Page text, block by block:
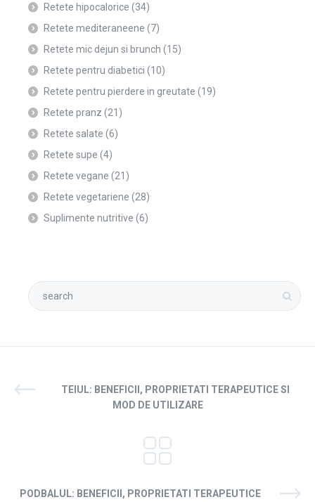
Retete hipocalorice (34)
Retete mediteraneene (7)
Retete mic dejun si brunch (15)
Retete pentru diabetici (10)
Retete pentru pierdere in greutate (19)
Retete pranz (21)
Retete salate (6)
Retete supe (4)
Retete vegane (21)
Retete vegetariene (28)
Suplimente nutritive (6)
TEIUL: BENEFICII, PROPRIETATI TERAPEUTICE SI
MOD DE UTILIZARE
PODBALUL: BENEFICII, PROPRIETATI TERAPEUTICE